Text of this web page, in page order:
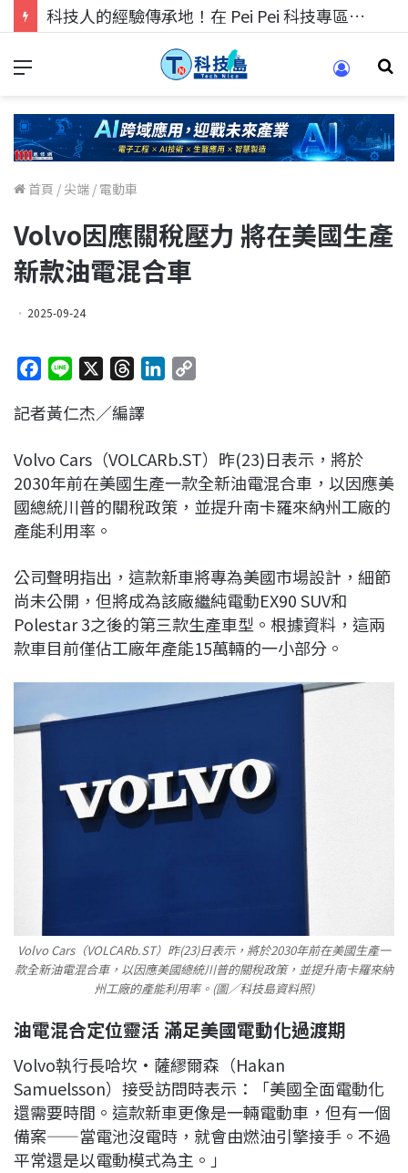
科技人的經驗傳承地！在 Pei Pei 科技專區，與學弟妹交流最硬核的技術
首頁 /尖端 / 電動車
Volvo因應關稅壓力 將在美國生產
新款油電混合車
2025-09-24
c
b
o
o
k
n
r
a
d
s
e
d
I
L
i
n
記者黃仁杰／編譯
Volvo Cars（VOLCARb.ST）昨(23)日表示，將於
2030年前在美國生產一款全新油電混合車，以因應美
國總統川普的關稅政策，並提升南卡羅來納州工廠的
產能利用率。
公司聲明指出，這款新車將專為美國市場設計，細節
尚未公開，但將成為該廠繼純電動EX90 SUV和
Polestar 3之後的第三款生產車型。根據資料，這兩
款車目前僅佔工廠年產能15萬輛的一小部分。
Volvo Cars（VOLCARb.ST）昨(23)日表示，將於2030年前在美國生產一
款全新油電混合車，以因應美國總統川普的關稅政策，並提升南卡羅來納
州工廠的產能利用率。(圖／科技島資料照)
油電混合定位靈活 滿足美國電動化過渡期
Volvo執行長哈坎·薩繆爾森（Hakan
Samuelsson）接受訪問時表示：「美國全面電動化
還需要時間。這款新車更像是一輛電動車，但有一個
備案——當電池沒電時，就會由燃油引擎接手。不過
平常還是以電動模式為主。」